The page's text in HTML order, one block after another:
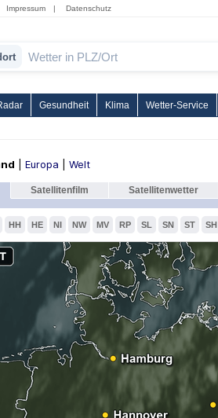
Impressum | Datenschutz
Gesundheit Klima Wetter-Service
Europa Welt
Satellitenfilm Satellitenwetter
HH HE NI NW MV RP SL SN ST SH